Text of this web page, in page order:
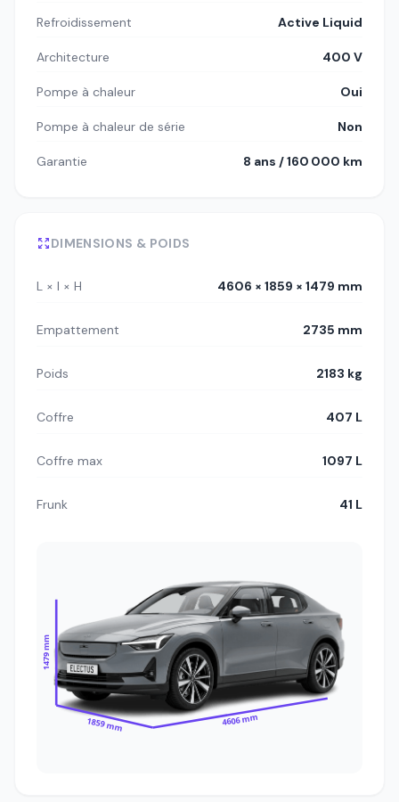
Refroidissement Active Liquid
Architecture 400 V
Pompe à chaleur Oui
Pompe à chaleur de série Non
Garantie 8 ans / 160 000 km
DIMENSIONS & POIDS
L × l × H 4606 × 1859 × 1479 mm
Empattement 2735 mm
Poids 2183 kg
Coffre 407 L
Coffre max 1097 L
Frunk 41 L
1479 mm
1859 mm 4606 mm